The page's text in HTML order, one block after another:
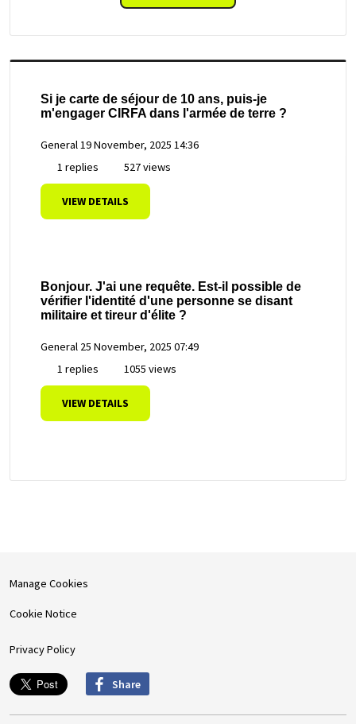
Si je carte de séjour de 10 ans, puis-je
m'engager CIRFA dans l'armée de terre ?
General19 November, 2025 14:36
1 replies
527 views
VIEW DETAILS
Bonjour. J'ai une requête. Est-il possible de
vérifier l'identité d'une personne se disant
militaire et tireur d'élite ?
General 25 November, 2025 07:49
1 replies
1055 views
VIEW DETAILS
Manage Cookies
Cookie Notice
Privacy Policy
Share